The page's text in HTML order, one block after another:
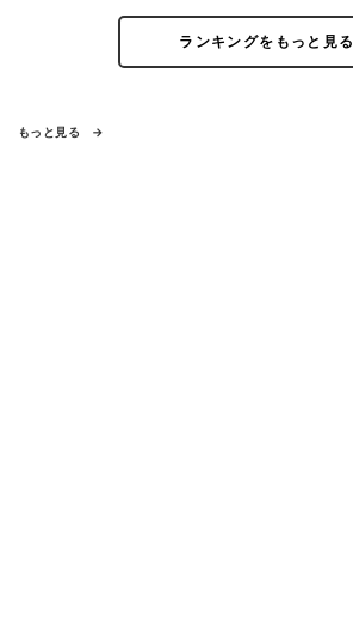
ランキングをもっと見る
もっと見る